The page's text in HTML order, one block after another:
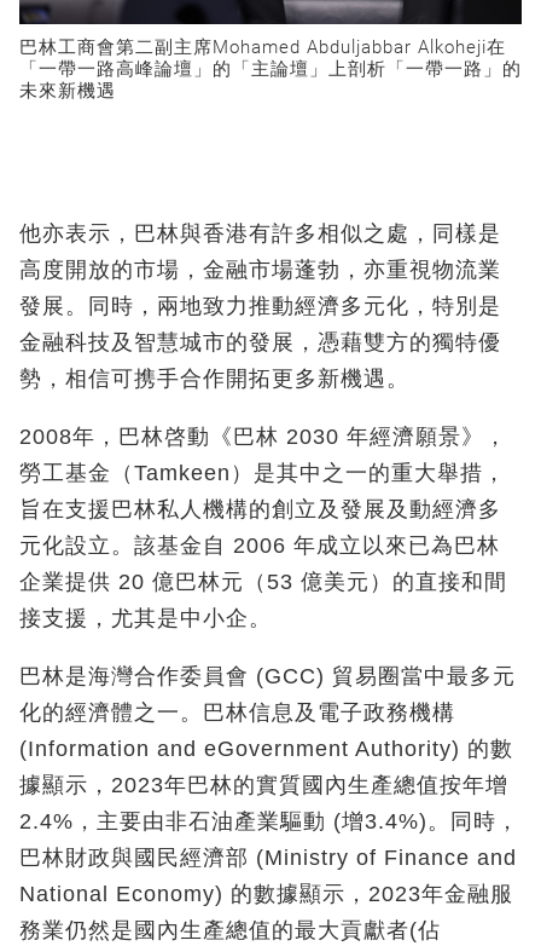
巴林工商會第二副主席Mohamed Abduljabbar Alkoheji在
「一帶一路高峰論壇」的「主論壇」上剖析「一帶一路」的
未來新機遇
他亦表示，巴林與香港有許多相似之處，同樣是
高度開放的市場，金融市場蓬勃，亦重視物流業
發展。同時，兩地致力推動經濟多元化，特別是
金融科技及智慧城市的發展，憑藉雙方的獨特優
勢，相信可携手合作開拓更多新機遇。
2008年，巴林啓動《巴林 2030 年經濟願景》，
勞工基金（Tamkeen）是其中之一的重大舉措，
旨在支援巴林私人機構的創立及發展及動經濟多
元化設立。該基金自 2006 年成立以來已為巴林
企業提供 20 億巴林元（53 億美元）的直接和間
接支援，尤其是中小企。
巴林是海灣合作委員會 (GCC) 貿易圈當中最多元
化的經濟體之一。巴林信息及電子政務機構
(Information and eGovernment Authority) 的數
據顯示，2023年巴林的實質國內生產總值按年增
2.4%，主要由非石油產業驅動 (增3.4%)。同時，
巴林財政與國民經濟部 (Ministry of Finance and
National Economy) 的數據顯示，2023年金融服
務業仍然是國內生產總值的最大貢獻者(佔